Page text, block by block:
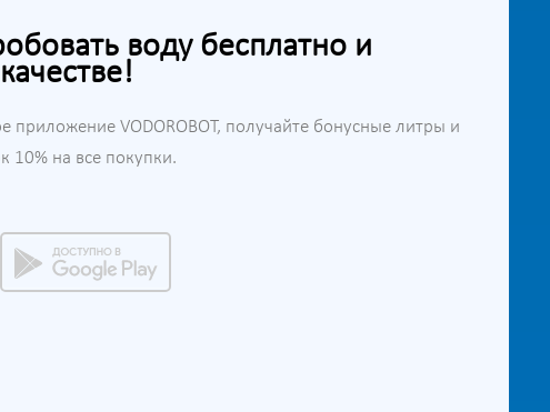
воду бесплатно и
приложение VODOROBOT, получайте бонусные литры и
10% на все покупки.